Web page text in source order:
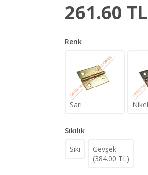
261.60 TL
Renk
Sarı Nikel
Sıkılık
Sıkı
Gevşek
(384.00 TL)